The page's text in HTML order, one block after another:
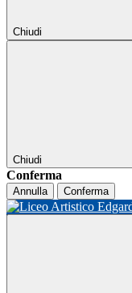
Chiudi
Chiudi
Conferma
Annulla Conferma